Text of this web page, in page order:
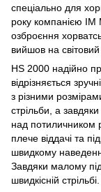
спеціально для
року компанією
озброєння
вийшов на світовий
HS 2000 надійно
відрізняється
з різними
стрільби, а
над потиличником
плече віддачі та
швидкому
Завдяки малому
швидкісній стрільбі.